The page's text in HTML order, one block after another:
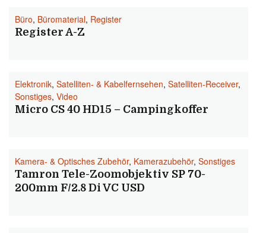
Büro, Büromaterial, Register
Register A-Z
Elektronik, Satelliten- & Kabelfernsehen, Satelliten-Receiver,
Sonstiges, Video
Micro CS 40 HD15 – Campingkoffer
Kamera- & Optisches Zubehör, Kamerazubehör, Sonstiges
Tamron Tele-Zoomobjektiv SP 70-
200mm F/2.8 Di VC USD